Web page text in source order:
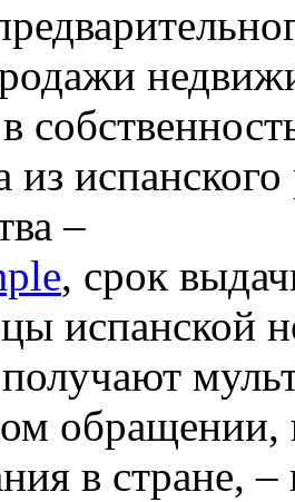
из
–
, срок
испанской
обращении,
в стране, –